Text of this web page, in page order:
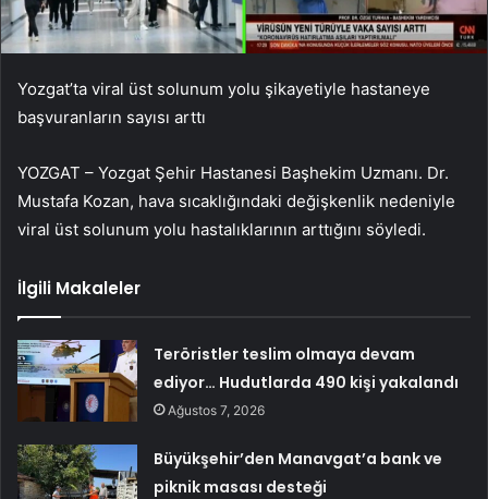
Yozgat’ta viral üst solunum yolu şikayetiyle hastaneye
başvuranların sayısı arttı
YOZGAT – Yozgat Şehir Hastanesi Başhekim Uzmanı. Dr.
Mustafa Kozan, hava sıcaklığındaki değişkenlik nedeniyle
viral üst solunum yolu hastalıklarının arttığını söyledi.
İlgili Makaleler
Teröristler teslim olmaya devam
ediyor… Hudutlarda 490 kişi yakalandı
Ağustos 7, 2026
Büyükşehir’den Manavgat’a bank ve
piknik masası desteği